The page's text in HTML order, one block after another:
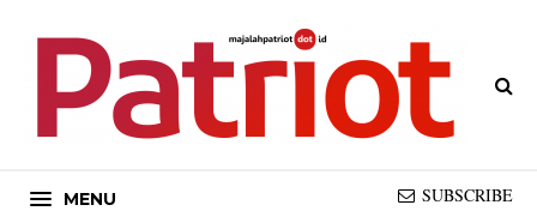
MENU SUBSCRIBE